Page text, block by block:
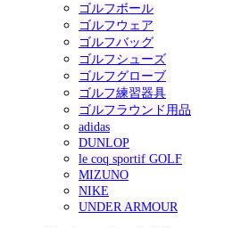
ゴルフボール
ゴルフウェア
ゴルフバッグ
ゴルフシューズ
ゴルフグローブ
ゴルフ練習器具
ゴルフラウンド用品
adidas
DUNLOP
le coq sportif GOLF
MIZUNO
NIKE
UNDER ARMOUR